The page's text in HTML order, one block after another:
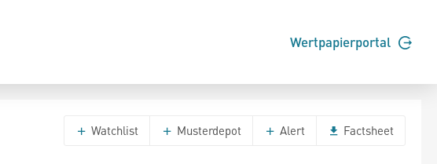
Wertpapierportal
Watchlist Musterdepot Alert Factsheet